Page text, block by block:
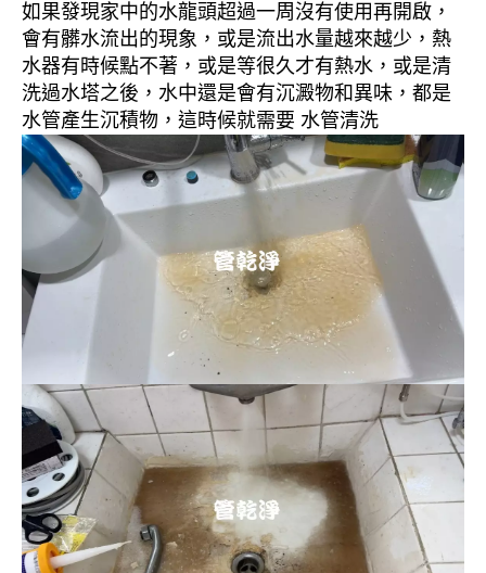
如果發現家中的水龍頭超過一周沒有使用再開啟，
會有髒水流出的現象，或是流出水量越來越少，熱
水器有時候點不著，或是等很久才有熱水，或是清
洗過水塔之後，水中還是會有沉澱物和異味，都是
水管產生沉積物，這時候就需要 水管清洗